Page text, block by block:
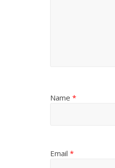
Name *
Email *